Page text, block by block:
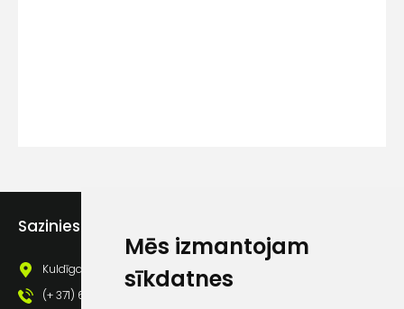
Mēs izmantojam
sīkdatnes
Sazinies ar mums
Kuldīgas iela 69a, Saldus, Saldus nov., LV - 3801
(+ 371) 63 881 186
pastā